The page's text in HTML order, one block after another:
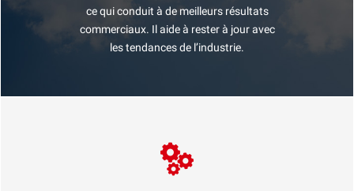
ce qui conduit à de meilleurs résultats
commerciaux. Il aide à rester à jour avec
les tendances de l’industrie.